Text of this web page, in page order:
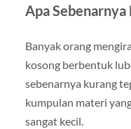
Apa
Banyak orang
kosong berbentuk
sebenarnya kurang
kumpulan materi
sangat kecil.